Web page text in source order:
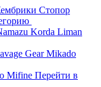
Стопор
Korda Liman
GearMikado
Mifine Перейти в